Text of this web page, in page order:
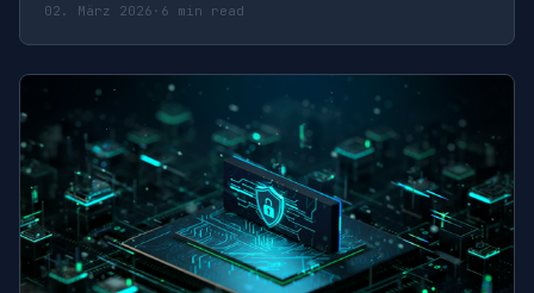
Bypass-Schwachstelle in Cisco Catalyst SD-WAN
Controller und Manager, wurde mit dem maximalen
CVSS-Score von 10.0 bewertet. Die brisante Wendung: D
02. März 2026 · 6 min read